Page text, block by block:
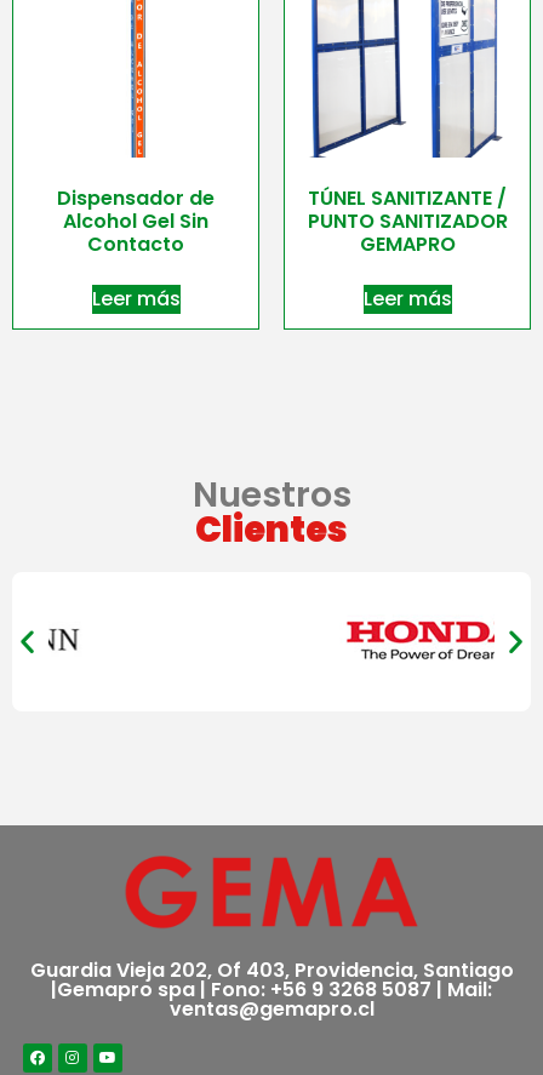
Dispensador de
Alcohol Gel Sin
Contacto
Leer más
TÚNEL SANITIZANTE /
PUNTO SANITIZADOR
GEMAPRO
Leer más
Nuestros
Clientes
Guardia Vieja 202, Of 403, Providencia, Santiago
|Gemapro spa | Fono: +56 9 3268 5087 | Mail:
ventas@gemapro.cl